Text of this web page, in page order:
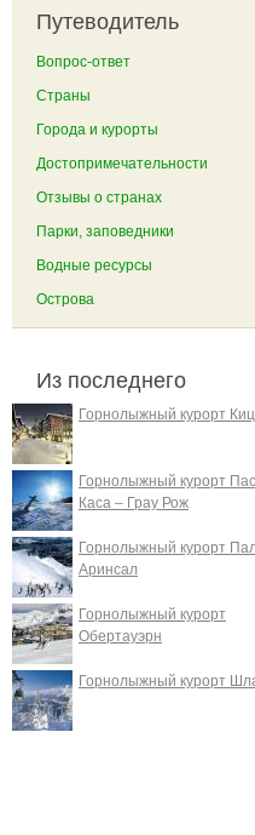
Путеводитель
Вопрос-ответ
Страны
Города и курорты
Достопримечательности
Отзывы о странах
Парки, заповедники
Водные ресурсы
Острова
Из последнего
Горнолыжный курорт
Горнолыжный курорт
Каса – Грау Рож
Горнолыжный курорт
Аринсал
Горнолыжный курорт
Обертауэрн
Горнолыжный курорт